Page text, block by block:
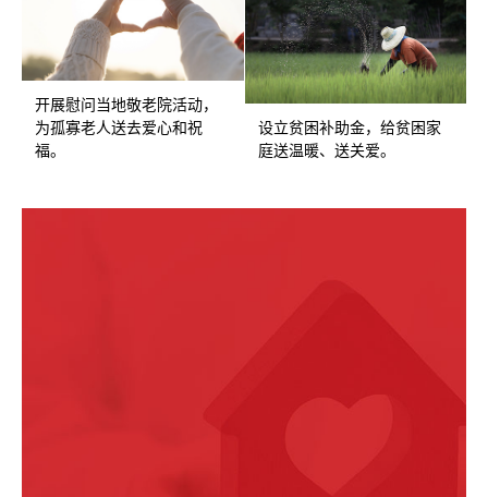
开展慰问当地敬老院活动，
为孤寡老人送去爱心和祝
福。
设立贫困补助金，给贫困家
庭送温暖、送关爱。